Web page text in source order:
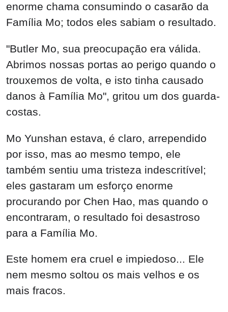
enorme chama consumindo o casarão da
Família Mo; todos eles sabiam o resultado.
"Butler Mo, sua preocupação era válida.
Abrimos nossas portas ao perigo quando o
trouxemos de volta, e isto tinha causado
danos à Família Mo", gritou um dos guarda-
costas.
Mo Yunshan estava, é claro, arrependido
por isso, mas ao mesmo tempo, ele
também sentiu uma tristeza indescritível;
eles gastaram um esforço enorme
procurando por Chen Hao, mas quando o
encontraram, o resultado foi desastroso
para a Família Mo.
Este homem era cruel e impiedoso... Ele
nem mesmo soltou os mais velhos e os
mais fracos.